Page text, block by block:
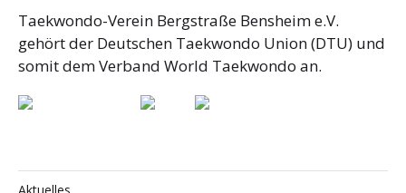
Taekwondo-Verein Bergstraße Bensheim e.V.
gehört der Deutschen Taekwondo Union (DTU) und
somit dem Verband World Taekwondo an.